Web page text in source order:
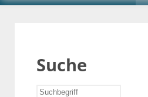
Suche